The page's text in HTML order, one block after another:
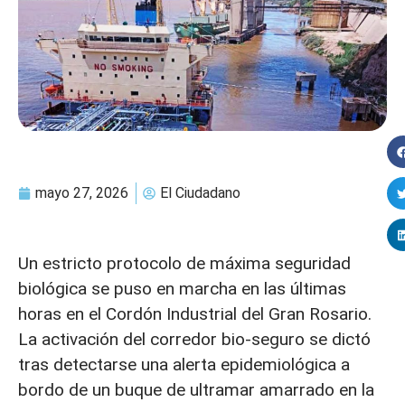
mayo 27, 2026 El Ciudadano
Un estricto protocolo de máxima seguridad
biológica se puso en marcha en las últimas
horas en el Cordón Industrial del Gran Rosario.
La activación del corredor bio-seguro se dictó
tras detectarse una alerta epidemiológica a
bordo de un buque de ultramar amarrado en la